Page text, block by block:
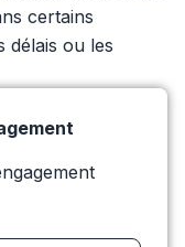
certains
délais ou les